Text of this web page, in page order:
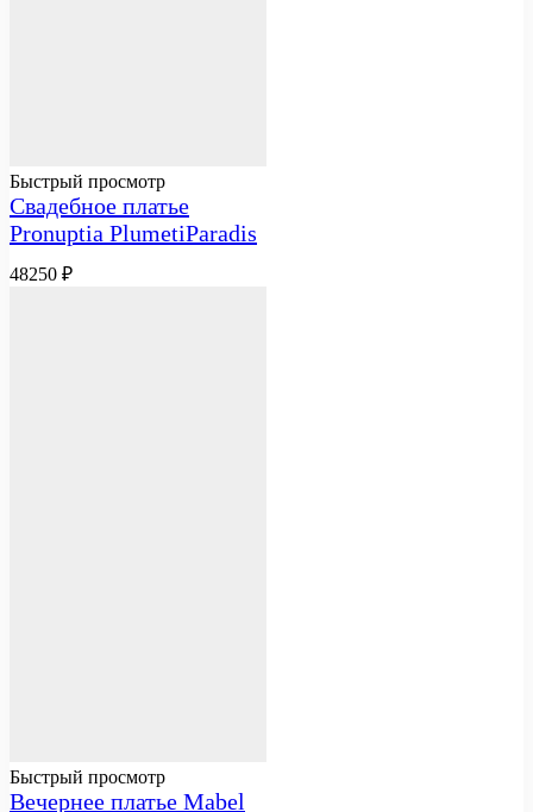
Быстрый просмотр
Свадебное платье
Pronuptia PlumetiParadis
48250 ₽
Быстрый просмотр
Вечернее платье Mabel